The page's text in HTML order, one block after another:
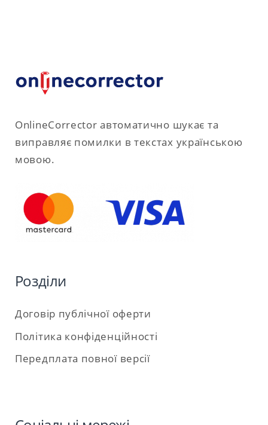
OnlineCorrector автоматично шукає та
виправляє помилки в текстах українською
мовою.
Розділи
Договір публічної оферти
Політика конфіденційності
Передплата повної версії